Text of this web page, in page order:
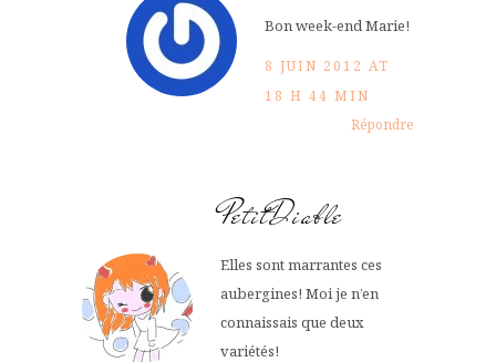
Bon week-end Marie!
8 JUIN 2012 AT
18 H 44 MIN
Répondre
PetitDiable
Elles sont marrantes ces
aubergines! Moi je n’en
connaissais que deux
variétés!